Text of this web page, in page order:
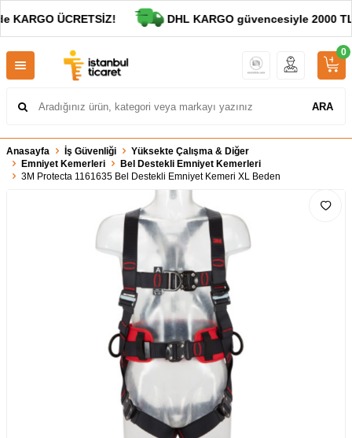
ÜCRETSİZ! DHL KARGO güvencesiyle 2000 TL
ARA
0
Anasayfa İş Güvenliği
Yüksekte Çalışma & Diğer
Emniyet Kemerleri
Bel Destekli Emniyet Kemerleri
3M Protecta 1161635 Bel Destekli Emniyet Kemeri XL Beden